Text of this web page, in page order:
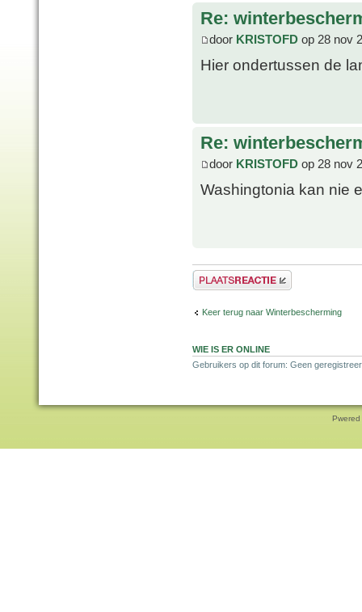
Re:
door KRISTOFD op 28 nov
Hier ondertussen de
Re:
door KRISTOFD op 28 nov
Washingtonia kan nie
Plaats een reactie
Keer terug naar Winterbescherming
WIE IS ER ONLINE
Gebruikers op dit forum: Geen